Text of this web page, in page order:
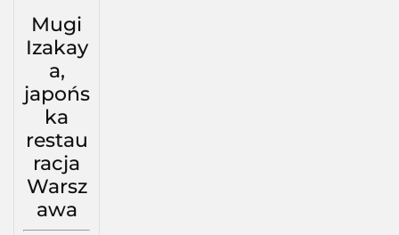
Mugi
Izakay
a,
japońs
ka
restau
racja
Warsz
awa